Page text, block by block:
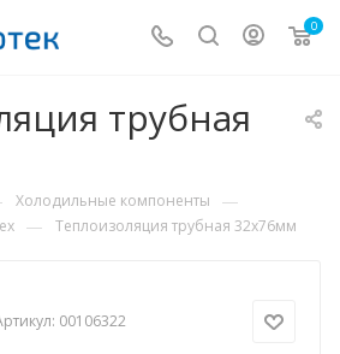
0
трубная
Холодильные компоненты —
— Теплоизоляция трубная 32х76мм
00106322